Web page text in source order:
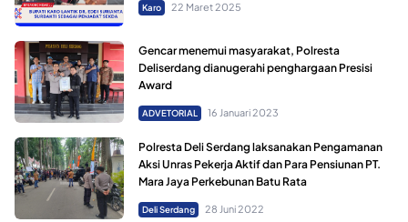
Karo 22 Maret 2025
Gencar menemui masyarakat, Polresta
Deliserdang dianugerahi penghargaan Presisi
Award
ADVETORIAL 16 Januari 2023
Polresta Deli Serdang laksanakan Pengamanan
Aksi Unras Pekerja Aktif dan Para Pensiunan PT.
Mara Jaya Perkebunan Batu Rata
Deli Serdang 28 Juni 2022